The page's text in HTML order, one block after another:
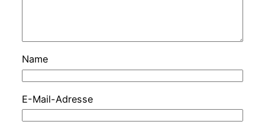
Name
E-Mail-Adresse